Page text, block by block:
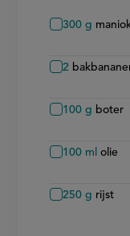
300 g
2
100 g boter
100 ml olie
250 g rijst